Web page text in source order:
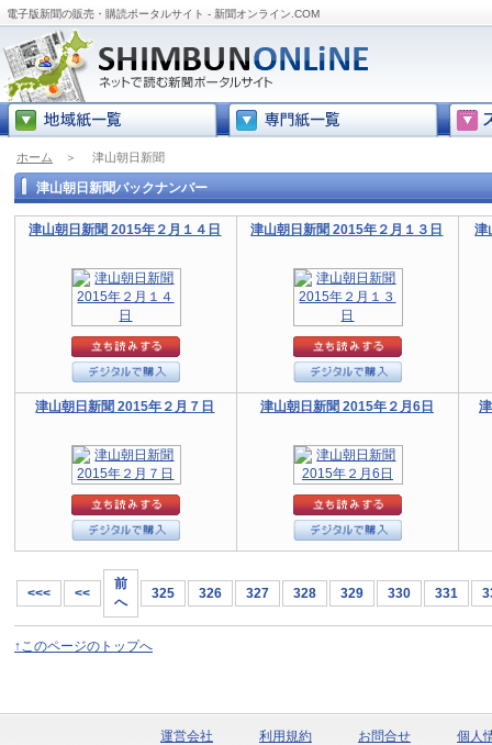
電子版新聞の販売・購読ポータルサイト - 新聞オンライン.COM
ホーム ＞ 津山朝日新聞
津山朝日新聞バックナンバー
津山朝日新聞 2015年２月１４日 津山朝日新聞 2015年２月１３日 津
津山朝日新聞 2015年２月７日 津山朝日新聞 2015年２月6日
<<< <<
前
へ
325 326 327 328 329 330 331
↑このページのトップへ
運営会社 利用規約 お問合せ 個人